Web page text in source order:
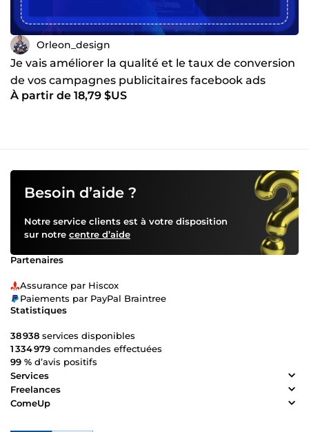
Orleon_design
Je vais améliorer la qualité et le taux de conversion
de vos campagnes publicitaires facebook ads
À partir de 18,79 $US
Besoin d’aide ?
Notre service clients est à votre disposition
sur notre centre d’aide
Partenaires
Assurance par Hiscox
Paiements par PayPal Braintree
Statistiques
38 938 services disponibles
1 334 979 commandes effectuées
99 % d’avis positifs
Services
Freelances
ComeUp